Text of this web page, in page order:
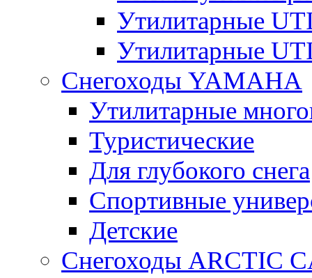
Утилитарные
Утилитарные
Снегоходы YAMAHA
Утилитарные
Туристические
Для глубокого снега
Спортивные
Детские
Снегоходы ARCTIC